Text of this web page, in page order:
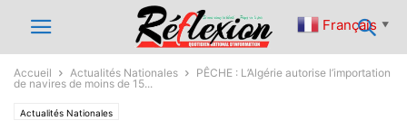
Accueil Actualités Nationales
PÊCHE : L’Algérie autorise l’importation
de navires de moins de 15...
Actualités Nationales
Français ▼